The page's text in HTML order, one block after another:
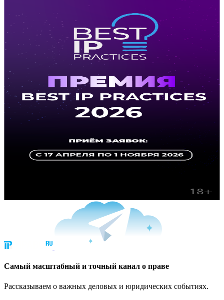
Cамый масштабный и точный канал о праве
Рассказываем о важных деловых и юридических событиях.